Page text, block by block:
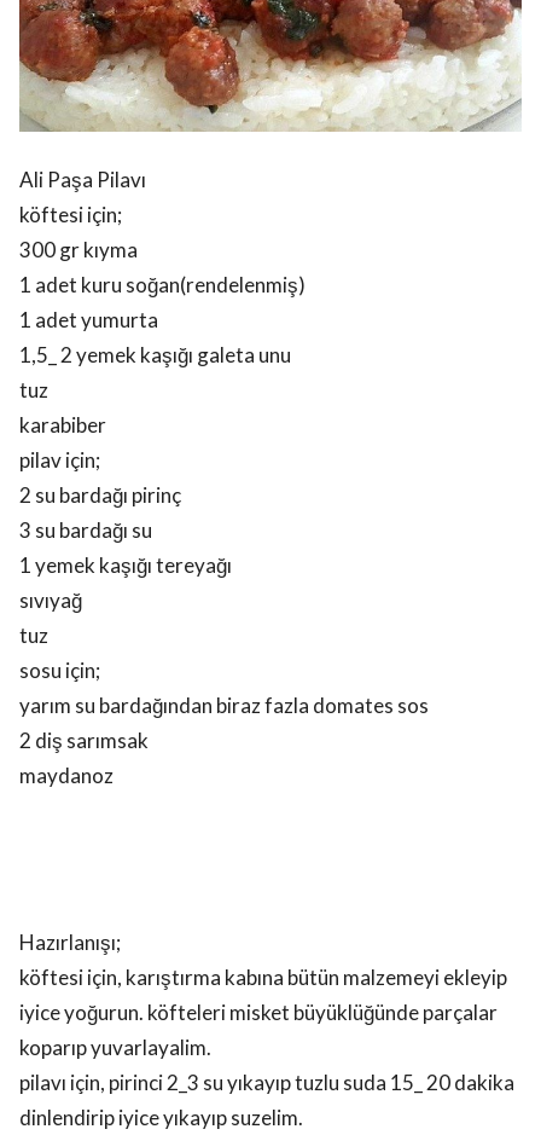
Ali Paşa Pilavı
köftesi için;
300 gr kıyma
1 adet kuru soğan(rendelenmiş)
1 adet yumurta
1,5_ 2 yemek kaşığı galeta unu
tuz
karabiber
pilav için;
2 su bardağı pirinç
3 su bardağı su
1 yemek kaşığı tereyağı
sıvıyağ
tuz
sosu için;
yarım su bardağından biraz fazla domates sos
2 diş sarımsak
maydanoz
Hazırlanışı;
köftesi için, karıştırma kabına bütün malzemeyi ekleyip
iyice yoğurun. köfteleri misket büyüklüğünde parçalar
koparıp yuvarlayalim.
pilavı için, pirinci 2_3 su yıkayıp tuzlu suda 15_ 20 dakika
dinlendirip iyice yıkayıp suzelim.